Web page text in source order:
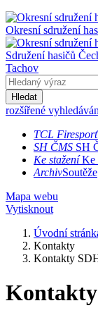
Okresní sdružení
Sdružení hasičů
Tachov
Hledat
rozšířené
TCL Firesport
SH ČMS SH
Ke staženíKe
ArchivSoutěže
Mapa webu
Vytisknout
Úvodní
Kontakty
Kontakty